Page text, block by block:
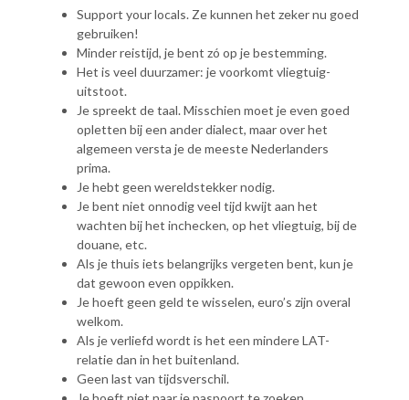
Support your locals. Ze kunnen het zeker nu goed
gebruiken!
Minder reistijd, je bent zó op je bestemming.
Het is veel duurzamer: je voorkomt vliegtuig-
uitstoot.
Je spreekt de taal. Misschien moet je even goed
opletten bij een ander dialect, maar over het
algemeen versta je de meeste Nederlanders
prima.
Je hebt geen wereldstekker nodig.
Je bent niet onnodig veel tijd kwijt aan het
wachten bij het inchecken, op het vliegtuig, bij de
douane, etc.
Als je thuis iets belangrijks vergeten bent, kun je
dat gewoon even oppikken.
Je hoeft geen geld te wisselen, euro’s zijn overal
welkom.
Als je verliefd wordt is het een mindere LAT-
relatie dan in het buitenland.
Geen last van tijdsverschil.